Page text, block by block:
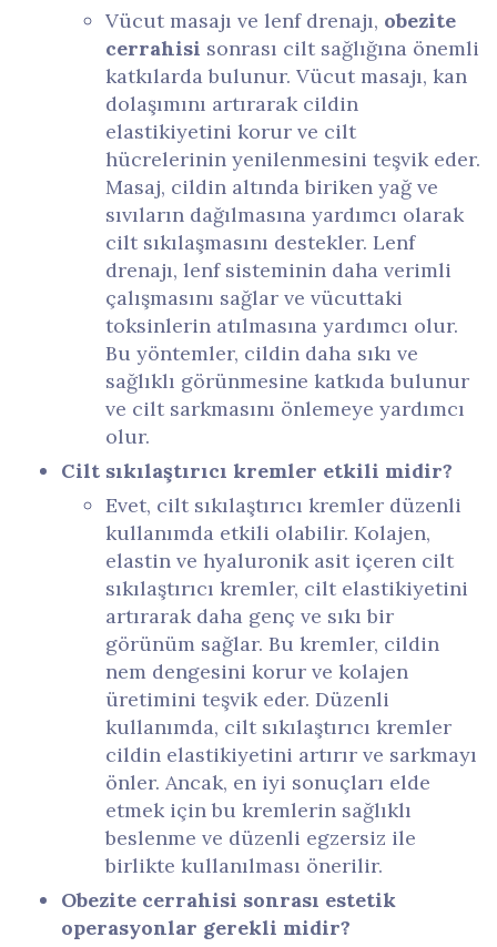
Vücut masajı ve lenf drenajı, obezite
cerrahisi sonrası cilt sağlığına önemli
katkılarda bulunur. Vücut masajı, kan
dolaşımını artırarak cildin
elastikiyetini korur ve cilt
hücrelerinin yenilenmesini teşvik eder.
Masaj, cildin altında biriken yağ ve
sıvıların dağılmasına yardımcı olarak
cilt sıkılaşmasını destekler. Lenf
drenajı, lenf sisteminin daha verimli
çalışmasını sağlar ve vücuttaki
toksinlerin atılmasına yardımcı olur.
Bu yöntemler, cildin daha sıkı ve
sağlıklı görünmesine katkıda bulunur
ve cilt sarkmasını önlemeye yardımcı
olur.
Cilt sıkılaştırıcı kremler etkili midir?
Evet, cilt sıkılaştırıcı kremler düzenli
kullanımda etkili olabilir. Kolajen,
elastin ve hyaluronik asit içeren cilt
sıkılaştırıcı kremler, cilt elastikiyetini
artırarak daha genç ve sıkı bir
görünüm sağlar. Bu kremler, cildin
nem dengesini korur ve kolajen
üretimini teşvik eder. Düzenli
kullanımda, cilt sıkılaştırıcı kremler
cildin elastikiyetini artırır ve sarkmayı
önler. Ancak, en iyi sonuçları elde
etmek için bu kremlerin sağlıklı
beslenme ve düzenli egzersiz ile
birlikte kullanılması önerilir.
Obezite cerrahisi sonrası estetik
operasyonlar gerekli midir?